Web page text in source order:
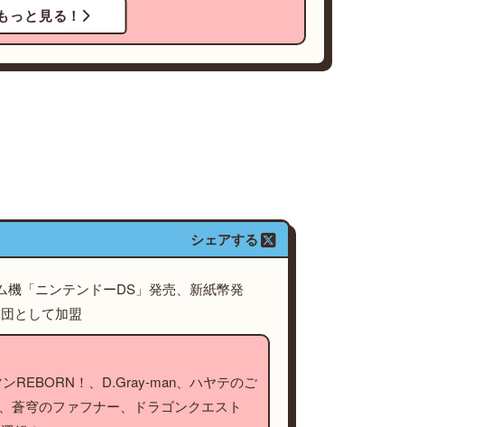
っと見る！
シェアする
機「ニンテンドーDS」発売、新紙幣発
として加盟
REBORN！、D.Gray-man、ハヤテのご
蒼穹のファフナー、ドラゴンクエスト